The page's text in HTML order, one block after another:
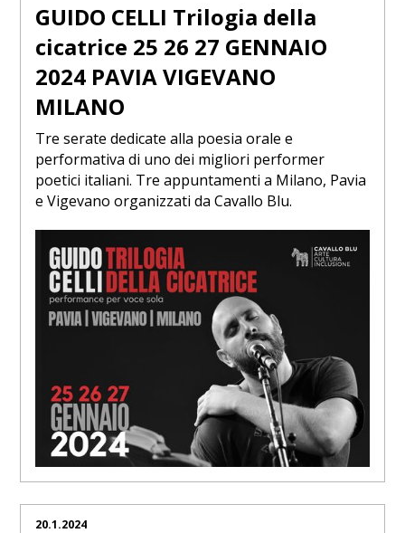
GUIDO CELLI Trilogia della
cicatrice 25 26 27 GENNAIO
2024 PAVIA VIGEVANO
MILANO
Tre serate dedicate alla poesia orale e
performativa di uno dei migliori performer
poetici italiani. Tre appuntamenti a Milano, Pavia
e Vigevano organizzati da Cavallo Blu.
20.1.2024